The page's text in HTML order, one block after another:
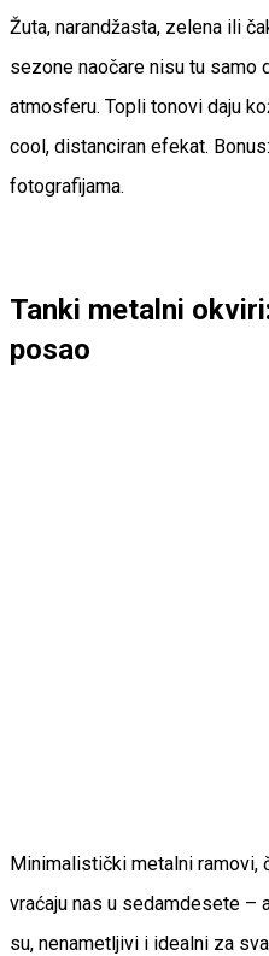
Žuta, narandžasta, zelena ili
sezone naočare nisu tu samo
atmosferu. Topli tonovi daju
cool, distanciran efekat.
fotografijama.
Tanki metalni
posao
Minimalistički metalni ramovi,
vraćaju nas u sedamdesete –
su, nenametljivi i idealni za